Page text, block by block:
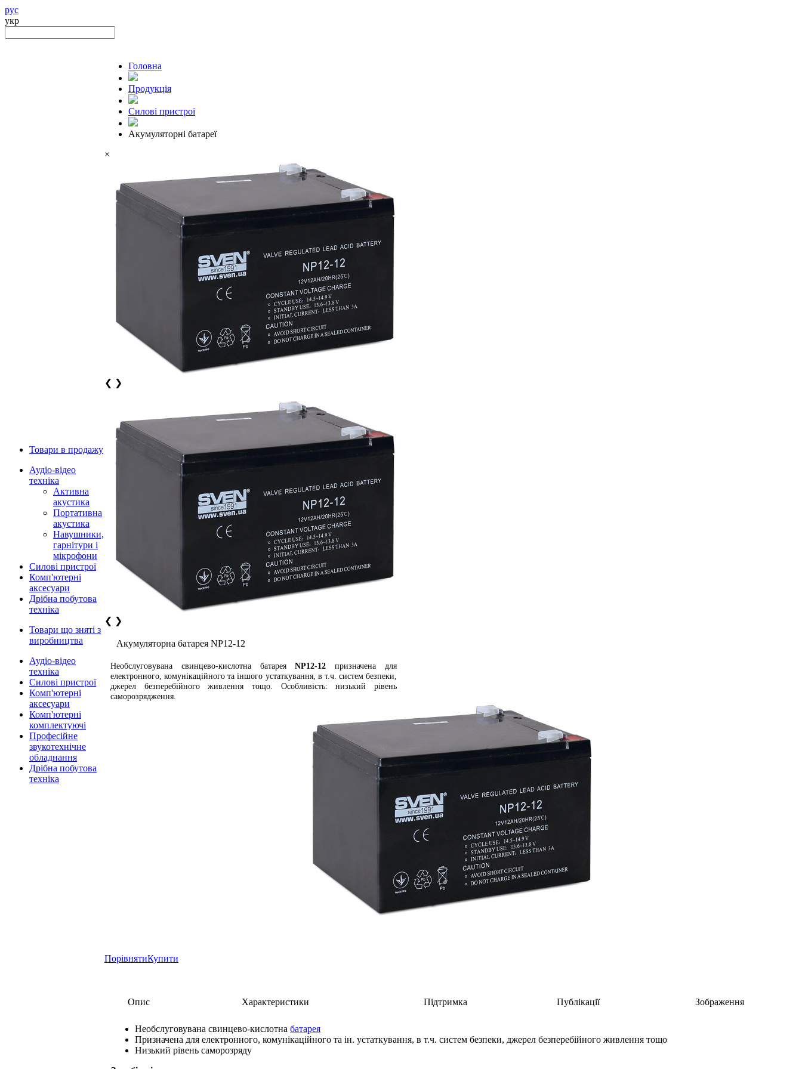
рус
укр
Товари в продажу
Аудіо-відео
техніка
Активна
акустика
Портативна
акустика
Навушники,
гарнітури і
мікрофони
Силові пристрої
Комп'ютерні
аксесуари
Дрібна побутова
техніка
Товари що зняті з
виробництва
Аудіо-відео
техніка
Силові пристрої
Комп'ютерні
аксесуари
Комп'ютерні
комплектуючі
Професійне
звукотехнічне
обладнання
Дрібна побутова
техніка
Головна
Продукцiя
Силові пристрої
Акумуляторні батареї
×
❮ ❯
❮ ❯
Акумуляторна батарея NP12-12
Необслуговувана свинцево-кислотна батареяNP12-12 призначена для
електронного, комунікаційного та іншого устаткування, в т.ч. систем безпеки,
джерел безперебійного живлення тощо. Особливість: низький рівень
саморозрядження.
ПорівнятиКупити
Опис Характеристики Підтримка Публікації Зображення
Необслуговувана свинцево-кислотна батарея
Призначена для електронного, комунікаційного та ін. устаткування, в т.ч. систем безпеки, джерел безперебійного живлення тощо
Низький рівень саморозряду